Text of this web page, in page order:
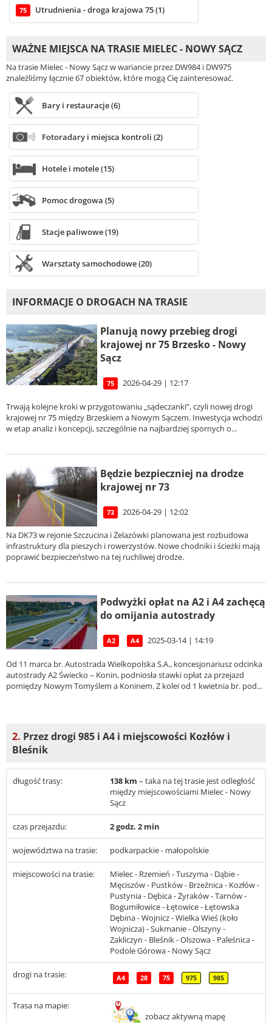
75 Utrudnienia - droga krajowa 75 (1)
WAŻNE MIEJSCA NA TRASIE MIELEC - NOWY SĄCZ
Na trasie Mielec - Nowy Sącz w wariancie przez DW984 i DW975
znaleźliśmy łącznie 67 obiektów, które mogą Cię zainteresować.
Bary i restauracje (6)
Fotoradary i miejsca kontroli (2)
Hotele i motele (15)
Pomoc drogowa (5)
Stacje paliwowe (19)
Warsztaty samochodowe (20)
INFORMACJE O DROGACH NA TRASIE
Planują nowy przebieg drogi
krajowej nr 75 Brzesko - Nowy
Sącz
75 2026-04-29 | 12:17
Trwają kolejne kroki w przygotowaniu „sądeczanki”, czyli nowej drogi
krajowej nr 75 między Brzeskiem a Nowym Sączem. Inwestycja wchodzi
w etap analiz i koncepcji, szczególnie na najbardziej spornych o...
Będzie bezpieczniej na drodze
krajowej nr 73
73 2026-04-29 | 12:02
Na DK73 w rejonie Szczucina i Żelazówki planowana jest rozbudowa
infrastruktury dla pieszych i rowerzystów. Nowe chodniki i ścieżki mają
poprawić bezpieczeństwo na tej ruchliwej drodze.
Podwyżki opłat na A2 i A4 zachęcą
do omijania autostrady
A2 A4 2025-03-14 | 14:19
Od 11 marca br. Autostrada Wielkopolska S.A., koncesjonariusz odcinka
autostrady A2 Świecko – Konin, podniosła stawki opłat za przejazd
pomiędzy Nowym Tomyślem a Koninem. Z kolei od 1 kwietnia br. pod...
2. Przez drogi 985 i A4 i miejscowości Kozłów i
Bleśnik
długość trasy: 138 km – taka na tej trasie jest odległość
między miejscowościami Mielec - Nowy
Sącz
czas przejazdu: 2 godz. 2 min
województwa na trasie: podkarpackie - małopolskie
miejscowości na trasie:
Mielec - Rzemień - Tuszyma - Dąbie -
Męciszów - Pustków - Brzeźnica - Kozłów -
Pustynia - Dębica - Żyraków - Tarnów -
Bogumiłowice - Łętowice - Łętowska
Dębina - Wojnicz - Wielka Wieś (koło
Wojnicza) - Sukmanie - Olszyny -
Zakliczyn - Bleśnik - Olszowa - Paleśnica -
Podole Górowa - Nowy Sącz
drogi na trasie: A4 28 75 975 985
Trasa na mapie:
zobacz aktywną mapę